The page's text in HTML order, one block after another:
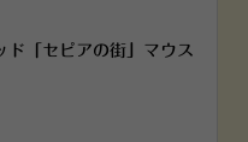
ド「セピアの街」マウス